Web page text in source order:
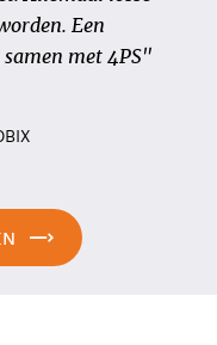
ERP-
gebaseerd op het
Een
met 4PS"